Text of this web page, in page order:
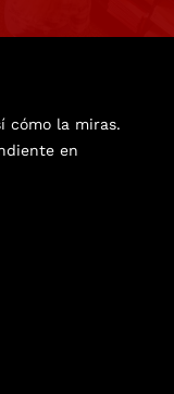
cómo la miras.
en